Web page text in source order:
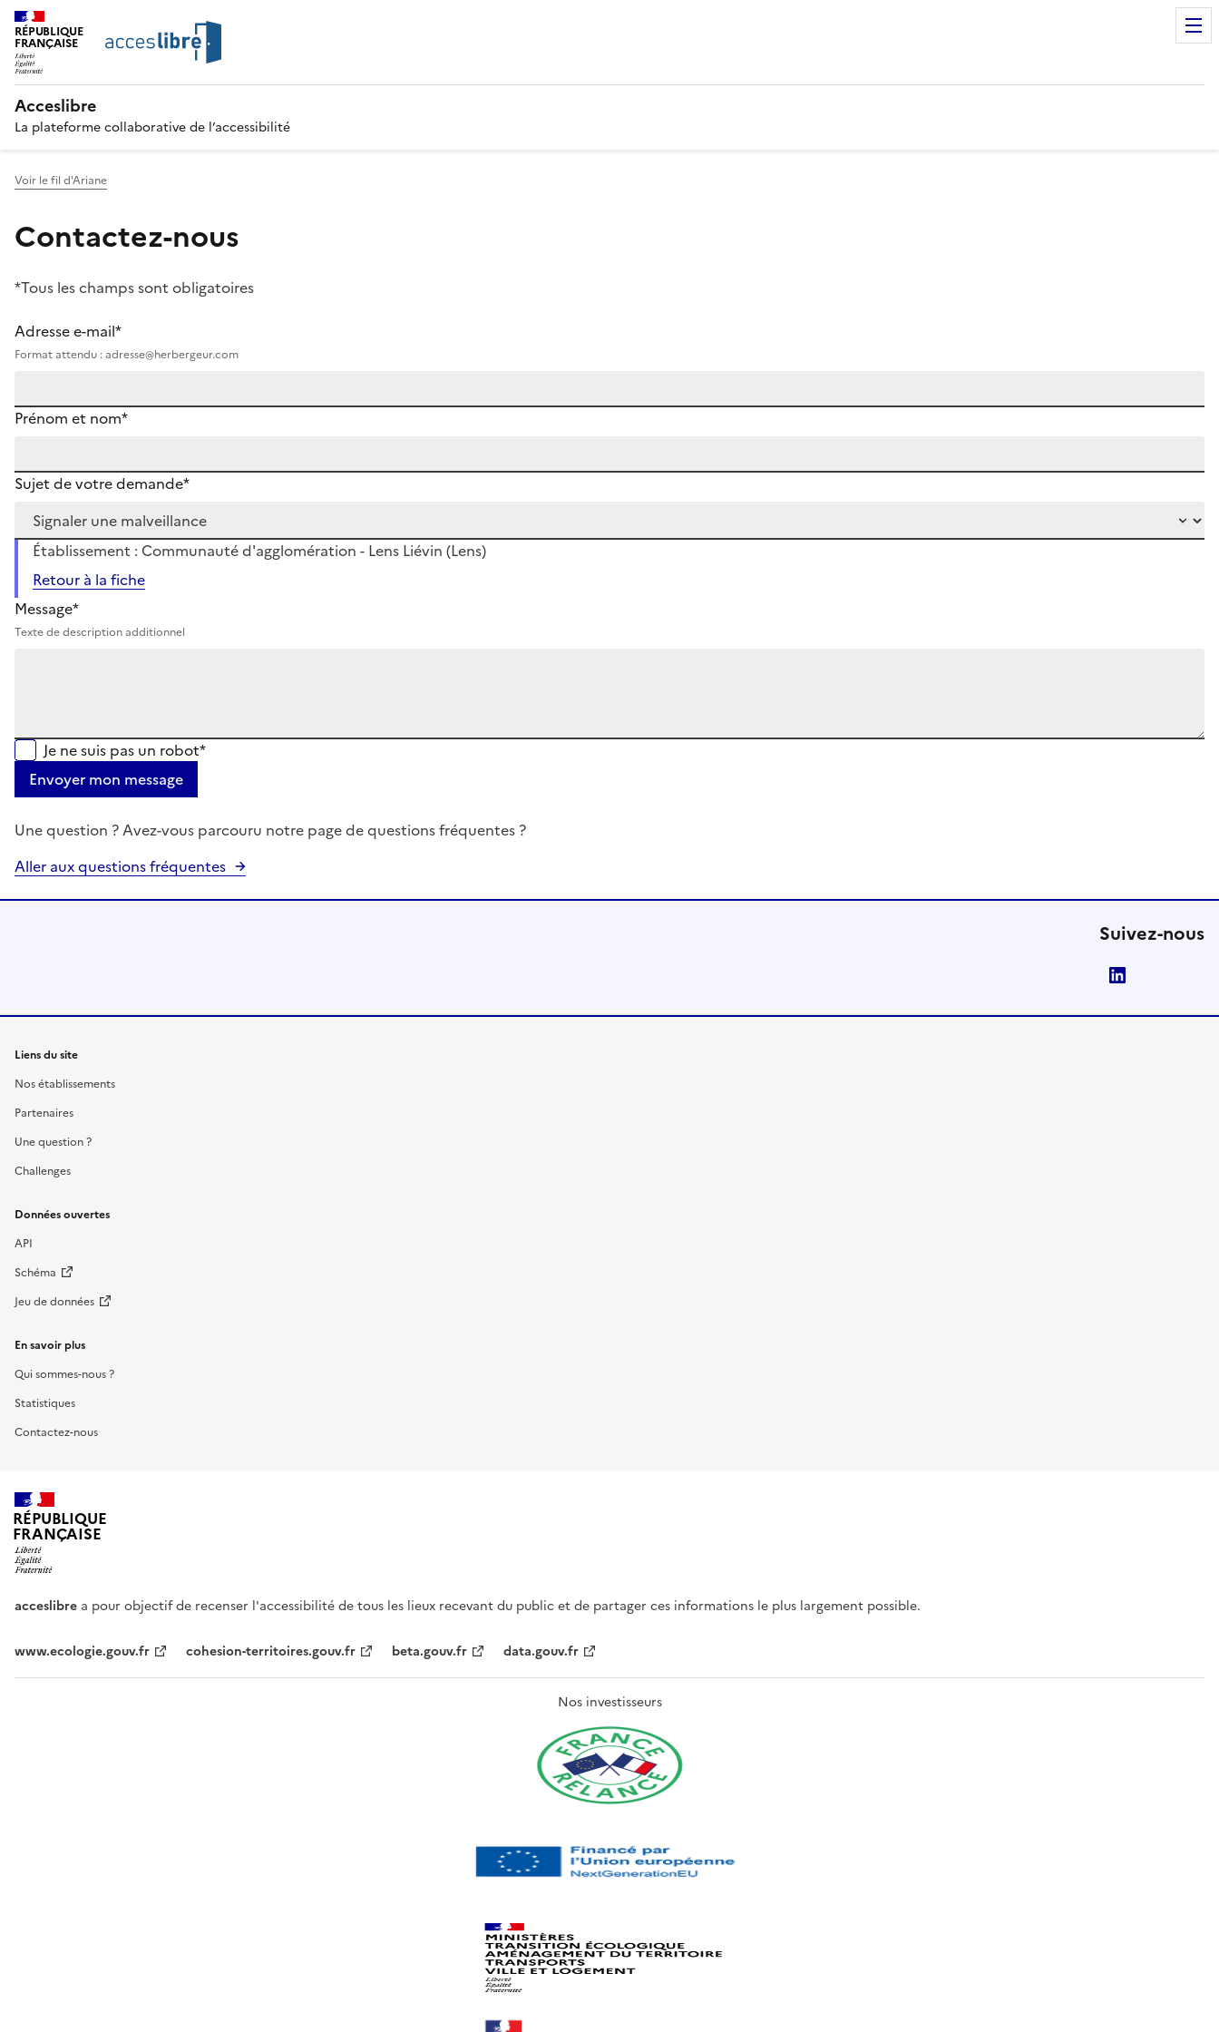
RÉPUBLIQUE
FRANÇAISE
Acceslibre
La plateforme collaborative de l’accessibilité
Voir le fil d'Ariane
Contactez-nous
*Tous les champs sont obligatoires
Adresse e-mail*
Format attendu : adresse@herbergeur.com
Prénom et nom*
Sujet de votre demande*
Établissement : Communauté d'agglomération - Lens Liévin (Lens)
Retour à la fiche
Message*
Texte de description additionnel
Je ne suis pas un robot*
Envoyer mon message
Une question ? Avez-vous parcouru notre page de questions fréquentes ?
Aller aux questions fréquentes
Suivez-nous
Liens du site
Nos établissements
Partenaires
Une question ?
Challenges
Données ouvertes
API
Schéma
Jeu de données
En savoir plus
Qui sommes-nous ?
Statistiques
Contactez-nous
RÉPUBLIQUE
FRANÇAISE
acceslibre a pour objectif de recenser l'accessibilité de tous les lieux recevant du public et de partager ces informations le plus largement possible.
www.ecologie.gouv.fr cohesion-territoires.gouv.fr beta.gouv.fr data.gouv.fr
Nos investisseurs